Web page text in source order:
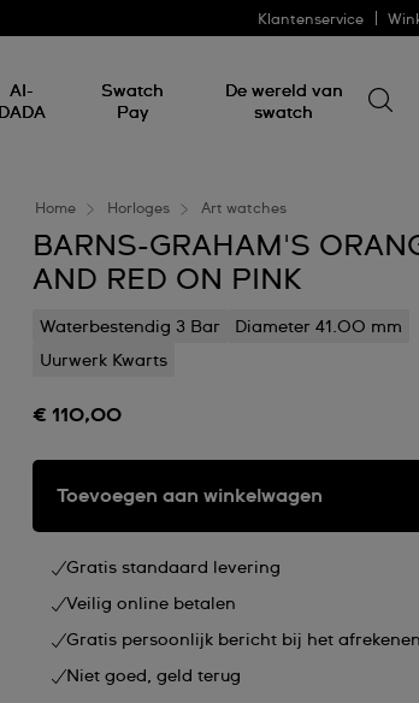
Klantenservice
AI-
DADA
Swatch
Pay
De wereld van
swatch
naar
iets
Home Horloges Art watches
BARNS-GRAHAM'S
AND RED ON PINK
Waterbestendig 3 Bar
Diameter 41.00 mm
Uurwerk Kwarts
€ 110,00
Toevoegen aan winkelwagen
Gratis standaard levering
Veilig online betalen
Gratis persoonlijk bericht bij het afrekenen
Niet goed, geld terug